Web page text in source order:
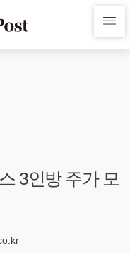
3인방 주가 모